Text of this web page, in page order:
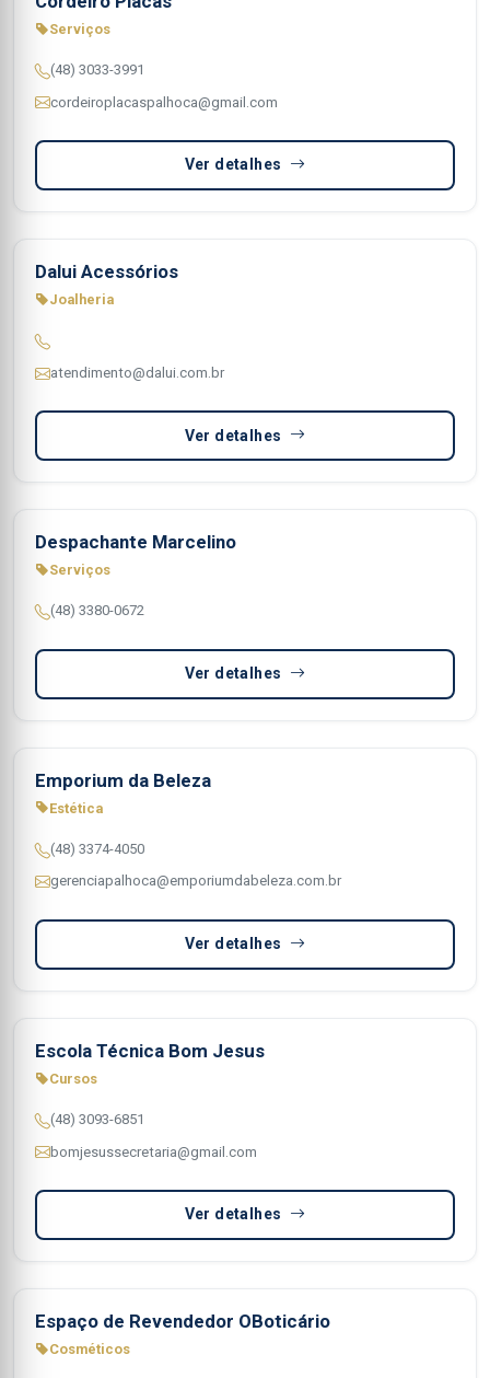
Serviços
(48) 3033-3991
cordeiroplacaspalhoca@gmail.com
Ver detalhes
Dalui Acessórios
Joalheria
atendimento@dalui.com.br
Ver detalhes
Despachante Marcelino
Serviços
(48) 3380-0672
Ver detalhes
Emporium da Beleza
Estética
(48) 3374-4050
gerenciapalhoca@emporiumdabeleza.com.br
Ver detalhes
Escola Técnica Bom Jesus
Cursos
(48) 3093-6851
bomjesussecretaria@gmail.com
Ver detalhes
Espaço de Revendedor OBoticário
Cosméticos